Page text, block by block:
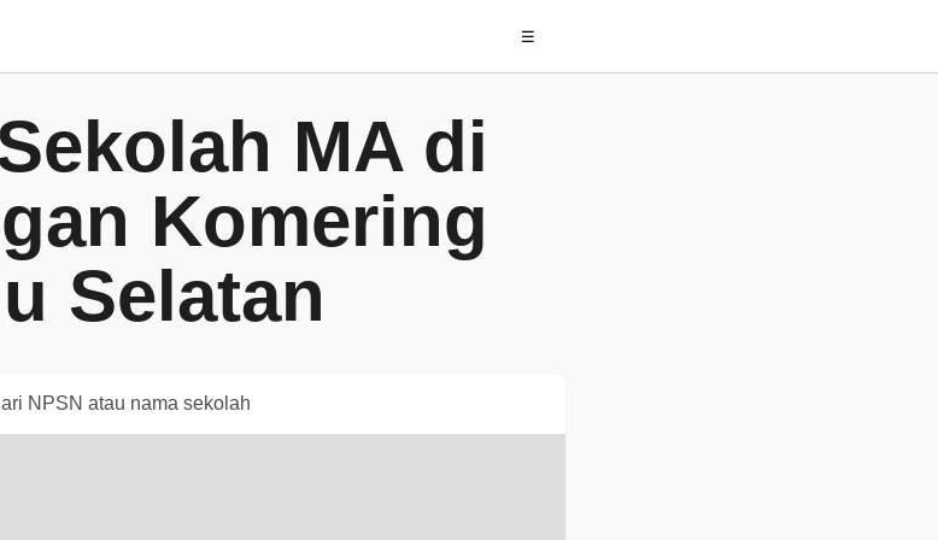
☰
MA di
Komering
Selatan